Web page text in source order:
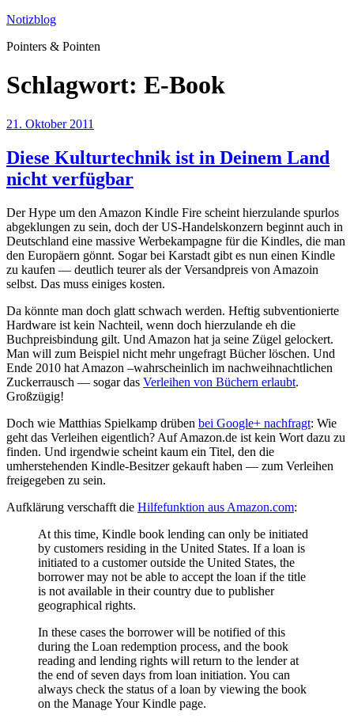
Zum
springen
Notizblog
Pointers & Pointen
Schlagwort: E-Book
Veröffentlicht
21. Oktober 2011
Diese Kulturtechnik ist in Deinem Land
nicht verfügbar
Der Hype um den Amazon Kindle Fire scheint hierzulande spurlos
abgeklungen zu sein, doch der US-Handelskonzern beginnt auch in
Deutschland eine massive Werbekampagne für die Kindles, die man
den Europäern gönnt. Sogar bei Karstadt gibt es nun einen Kindle
zu kaufen — deutlich teurer als der Versandpreis von Amazoin
selbst. Das muss einiges kosten.
Da könnte man doch glatt schwach werden. Heftig subventionierte
Hardware ist kein Nachteil, wenn doch hierzulande eh die
Buchpreisbindung gilt. Und Amazon hat ja seine Zügel gelockert.
Man will zum Beispiel nicht mehr ungefragt Bücher löschen. Und
Ende 2010 hat Amazon –wahrscheinlich im nachweihnachtlichen
Zuckerrausch — sogar das Verleihen von Büchern erlaubt.
Großzügig!
Doch wie Matthias Spielkamp drüben bei Google+ nachfragt: Wie
geht das Verleihen eigentlich? Auf Amazon.de ist kein Wort dazu zu
finden. Und irgendwie scheint kaum ein Titel, den die
umherstehenden Kindle-Besitzer gekauft haben — zum Verleihen
freigegeben zu sein.
Aufklärung verschafft die Hilfefunktion aus Amazon.com:
At this time, Kindle book lending can only be initiated
by customers residing in the United States. If a loan is
initiated to a customer outside the United States, the
borrower may not be able to accept the loan if the title
is not available in their country due to publisher
geographical rights.
In these cases the borrower will be notified of this
during the Loan redemption process, and the book
reading and lending rights will return to the lender at
the end of seven days from loan initiation. You can
always check the status of a loan by viewing the book
on the Manage Your Kindle page.